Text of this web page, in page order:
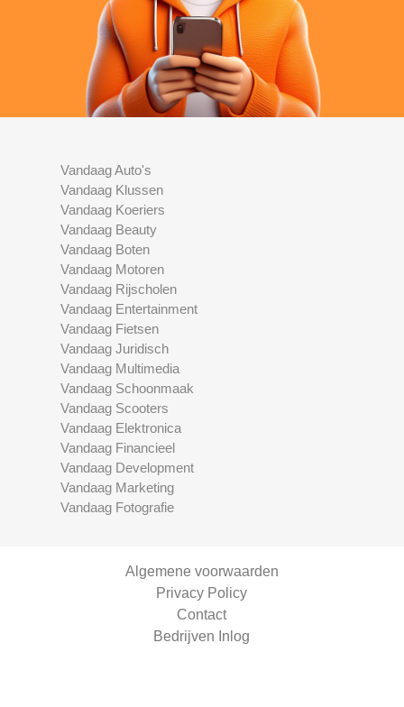
Vandaag Auto's
Vandaag Klussen
Vandaag Koeriers
Vandaag Beauty
Vandaag Boten
Vandaag Motoren
Vandaag Rijscholen
Vandaag Entertainment
Vandaag Fietsen
Vandaag Juridisch
Vandaag Multimedia
Vandaag Schoonmaak
Vandaag Scooters
Vandaag Elektronica
Vandaag Financieel
Vandaag Development
Vandaag Marketing
Vandaag Fotografie
Algemene voorwaarden
Privacy Policy
Contact
Bedrijven Inlog